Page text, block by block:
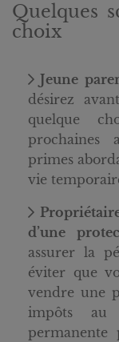
Quelques
choix
Jeune
désirez
quelque
prochaines
primes
vie
d’une
assurer la
éviter que
vendre une
impôts au